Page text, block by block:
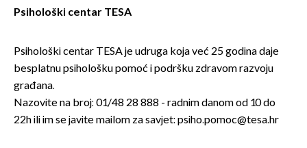
Psihološki centar TESA
Psihološki centar TESA je udruga koja već 25 godina daje
besplatnu psihološku pomoć i podršku zdravom razvoju
građana.
Nazovite na broj: 01/48 28 888 - radnim danom od 10 do
22h ili im se javite mailom za savjet: psiho.pomoc@tesa.hr